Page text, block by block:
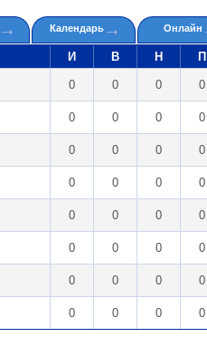
Календарь Онлайн
И В Н П
0 0 0 0
0 0 0 0
0 0 0 0
0 0 0 0
0 0 0 0
0 0 0 0
0 0 0 0
0 0 0 0